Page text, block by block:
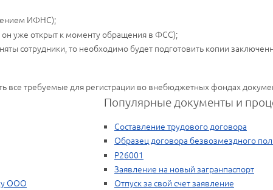
ИФНС);
он уже открыт к моменту обращения в ФСС);
сотрудники, то необходимо будет подготовить копии
все требуемые для регистрации во внебюджетных фондах
ООО
Популярные документы и
Составление трудового договора
Образец договора безвозмездного
Р26001
Заявление на новый загранпаспорт
Отпуск за свой счет заявление